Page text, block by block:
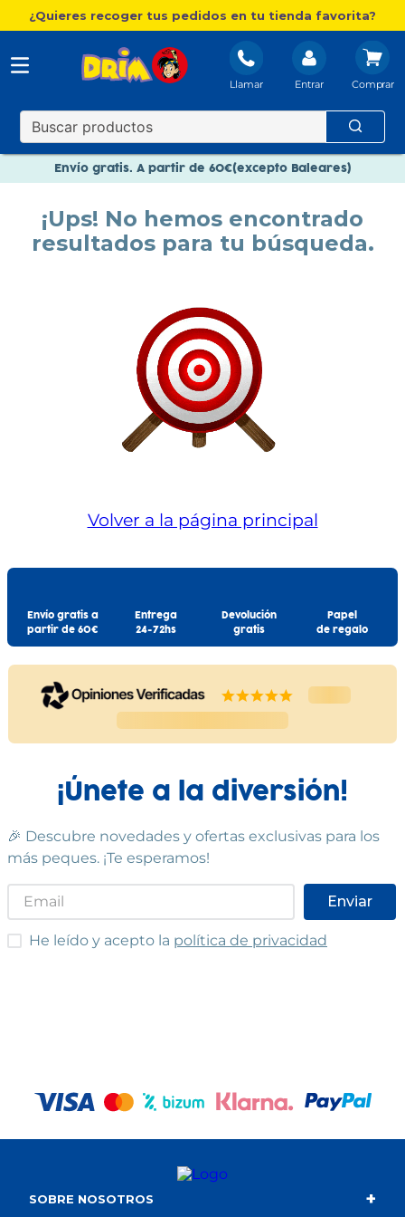
¿Quieres recoger tus pedidos en tu tienda favorita?
Llamar Entrar
Envío gratis. A partir de 60€(excepto Baleares)
Nuevo catálogo Aire Libre
Paga en 3 plazos sin intereses
¡Ups! No hemos encontrado
resultados para tu búsqueda.
Volver a la página principal
Envío gratis a
partir de 60€
Entrega
24-72hs
Devolución
gratis
Papel
de regalo
¡Únete a la diversión!
🎉 Descubre novedades y ofertas exclusivas para los
más peques. ¡Te esperamos!
Enviar
He leído y acepto las condiciones
He leído y acepto la política de privacidad
SOBRE NOSOTROS +